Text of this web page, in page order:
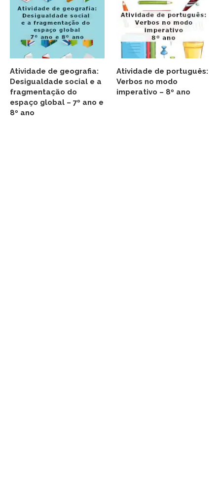
Atividade de geografia:
Desigualdade social e a
fragmentação do
espaço global – 7º ano e
8º ano
Atividade de português:
Verbos no modo
imperativo – 8º ano